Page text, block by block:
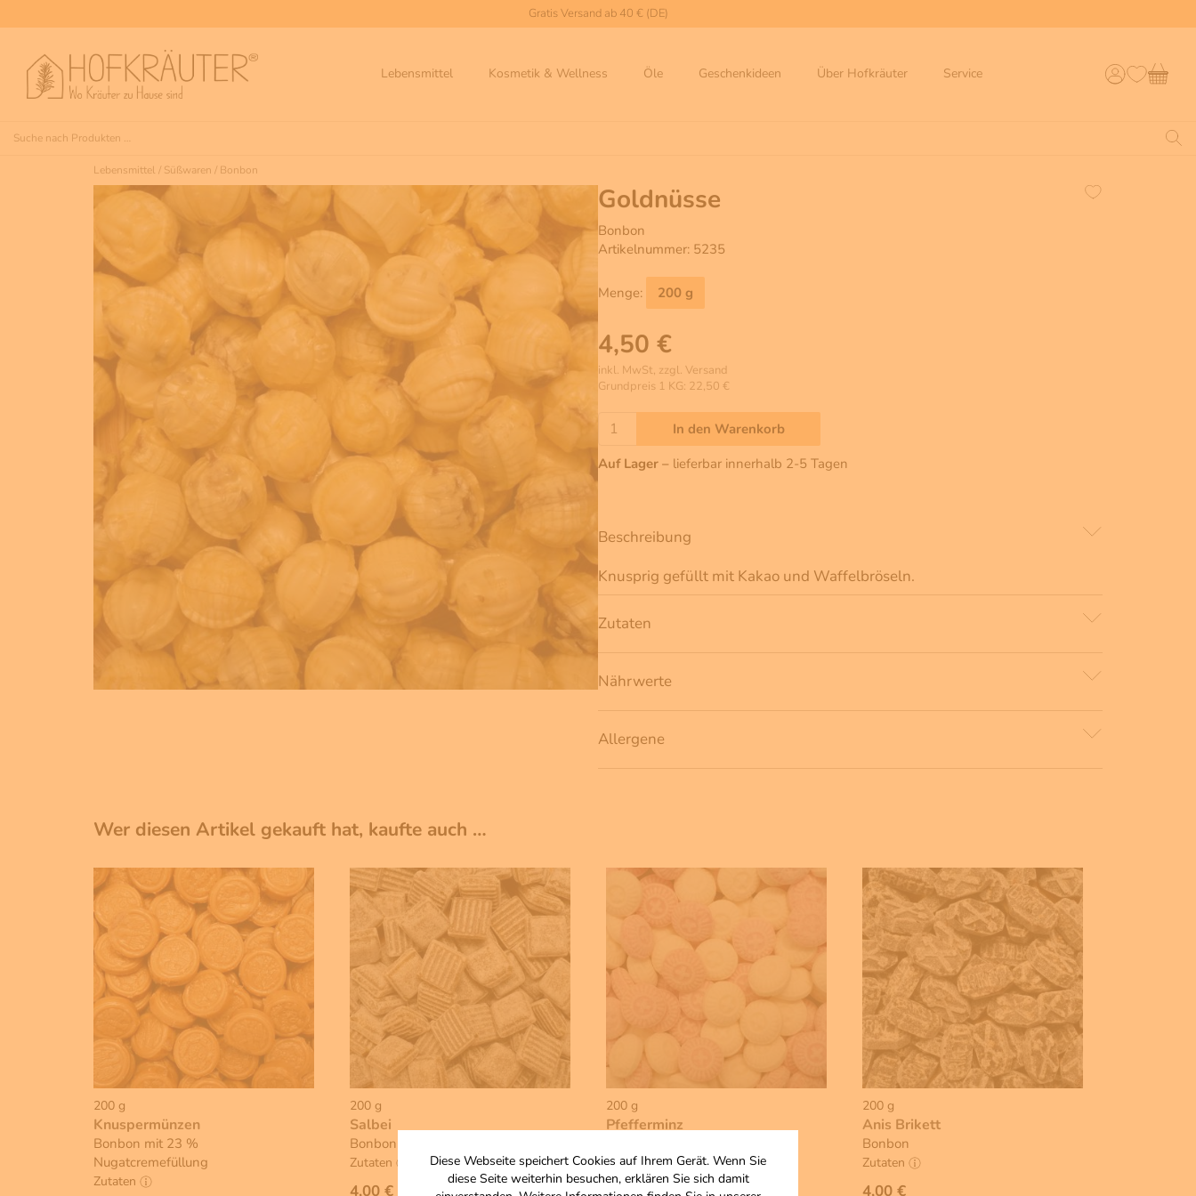
Diese Webseite speichert Cookies auf Ihrem Gerät. Wenn Sie
diese Seite weiterhin besuchen, erklären Sie sich damit
Gratis Versand ab 40 € (DE)
Lebensmittel Kosmetik & Wellness Öle Geschenkideen Über Hofkräuter Service
Lebensmittel / Süßwaren / Bonbon
Goldnüsse
Bonbon
Artikelnummer: 5235
Menge: 200 g
4,50 €
inkl. MwSt, zzgl. Versand
Grundpreis 1 KG: 22,50 €
In den Warenkorb
Auf Lager – lieferbar innerhalb 2-5 Tagen
Beschreibung
Knusprig gefüllt mit Kakao und Waffelbröseln.
Zutaten
Nährwerte
Allergene
Wer diesen Artikel gekauft hat, kaufte auch …
200 g
Knuspermünzen
Bonbon mit 23 %
Nugatcremefüllung
Zutaten
200 g
Salbei
Bonbon
Zutaten
4,00 €
200 g
Pfefferminz
Zutaten
4,00 €
200 g
Anis Brikett
Bonbon
Zutaten
4,00 €